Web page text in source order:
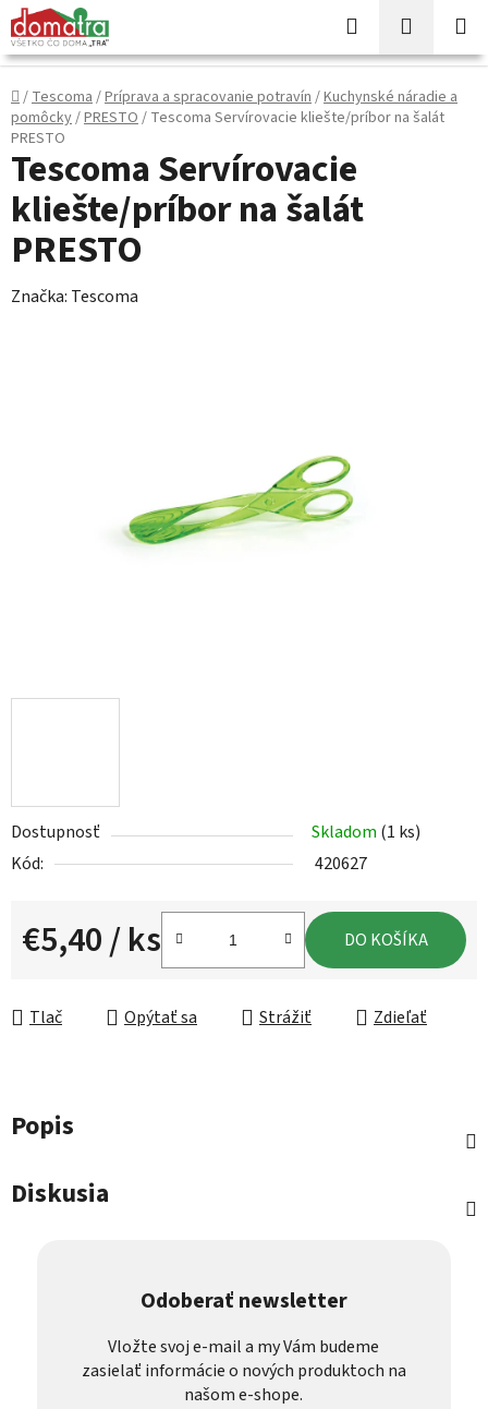
Prejsť
na
obsah
Hľadať
KOŠÍK
Domov
/Tescoma/Príprava a spracovanie potravín/Kuchynské náradie a
pomôcky/PRESTO/ Tescoma Servírovacie kliešte/príbor na šalát
PRESTO
Dostupnosť Skladom (1 ks)
Kód:
420627
€5,40/ ks DO KOŠÍKA
Tlač Opýtať sa Strážiť Zdieľať
Tescoma Servírovacie
kliešte/príbor na šalát
PRESTO
Značka: Tescoma
Popis
Diskusia
Odoberať newsletter
Vložte svoj e-mail a my Vám budeme
zasielať informácie o nových produktoch na
našom e-shope.